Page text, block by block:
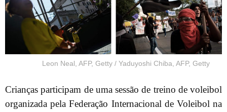
Leon Neal, AFP, Getty / Yaduyoshi Chiba, AFP, Getty
Crianças participam de uma sessão de treino de voleibol
organizada pela Federação Internacional de Voleibol na